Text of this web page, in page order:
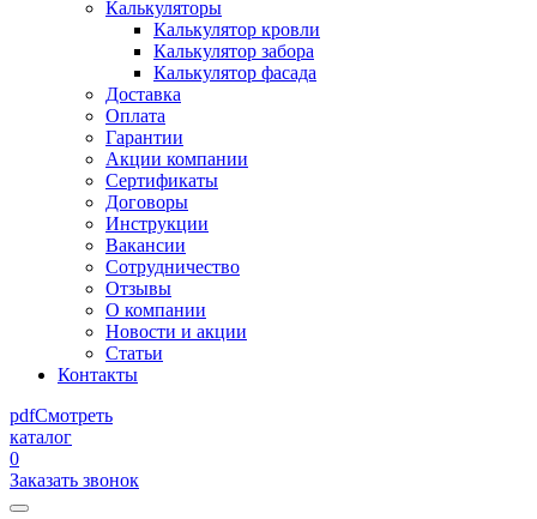
Калькуляторы
Калькулятор кровли
Калькулятор забора
Калькулятор фасада
Доставка
Оплата
Гарантии
Акции компании
Сертификаты
Договоры
Инструкции
Вакансии
Сотрудничество
Отзывы
О компании
Новости и акции
Статьи
Контакты
pdfСмотреть
каталог
0
Заказать звонок